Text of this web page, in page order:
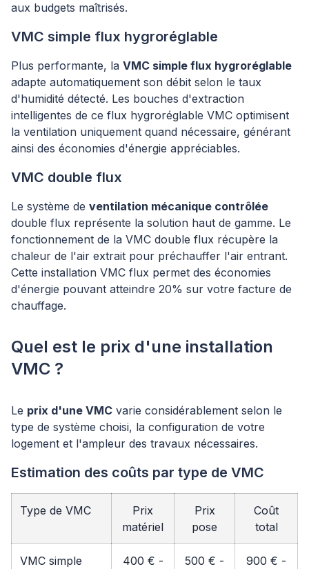
aux budgets maîtrisés.
VMC simple flux hygroréglable
Plus performante, la VMC simple flux hygroréglable
adapte automatiquement son débit selon le taux
d'humidité détecté. Les bouches d'extraction
intelligentes de ce flux hygroréglable VMC optimisent
la ventilation uniquement quand nécessaire, générant
ainsi des économies d'énergie appréciables.
VMC double flux
Le système de ventilation mécanique contrôlée
double flux représente la solution haut de gamme. Le
fonctionnement de la VMC double flux récupère la
chaleur de l'air extrait pour préchauffer l'air entrant.
Cette installation VMC flux permet des économies
d'énergie pouvant atteindre 20% sur votre facture de
chauffage.
Quel est le prix d'une installation
VMC ?
Le prix d'une VMC varie considérablement selon le
type de système choisi, la configuration de votre
logement et l'ampleur des travaux nécessaires.
Estimation des coûts par type de VMC
Type de VMC
Prix
matériel
Prix
pose
Coût
total
VMC simple
400 € -
500 € -
900 € -